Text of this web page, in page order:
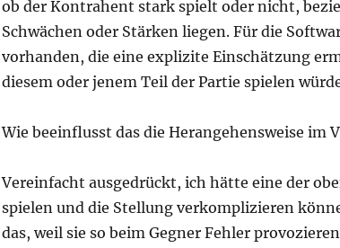
ob der Kontrahent stark spielt oder nicht,
Schwächen oder Stärken liegen. Für die
vorhanden, die eine explizite Einschätzung
diesem oder jenem Teil der Partie spielen
Wie beeinflusst das die Herangehensweise im
Vereinfacht ausgedrückt, ich hätte eine der
spielen und die Stellung verkomplizieren
das, weil sie so beim Gegner Fehler